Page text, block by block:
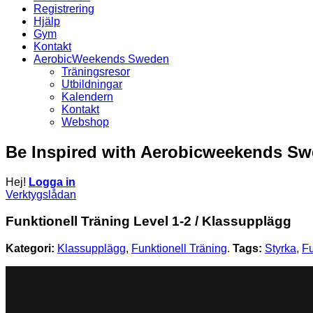
Registrering
Hjälp
Gym
Kontakt
AerobicWeekends Sweden
Träningsresor
Utbildningar
Kalendern
Kontakt
Webshop
Be Inspired with Aerobicweekends
Hej! Logga in
Verktygslådan
Funktionell Träning Level 1-2 / Klassupplägg
Kategori: Klassupplägg, Funktionell Träning. Tags: Styrka,